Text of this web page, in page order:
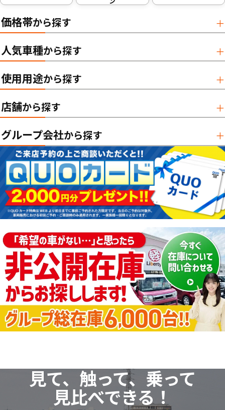
価格帯から探す
人気車種から探す
使用用途から探す
店舗から探す
グループ会社から探す
見て、触って、乗って
見比べできる！